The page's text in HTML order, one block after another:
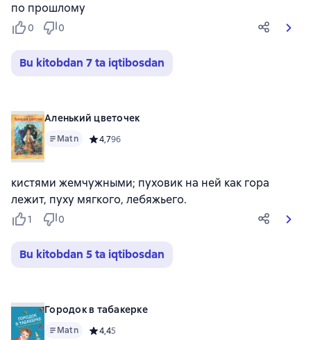
по прошлому
0 0
Bu kitobdan 7 ta iqtibosdan
Аленький цветочек
Matn Средний рейтинг 4,7 на основе 96 оценок
4,796
кистями жемчужными; пуховик на ней как гора
лежит, пуху мягкого, лебяжьего.
1 0
Bu kitobdan 5 ta iqtibosdan
Городок в табакерке
Matn Средний рейтинг 4,4 на основе 5 оценок
4,45